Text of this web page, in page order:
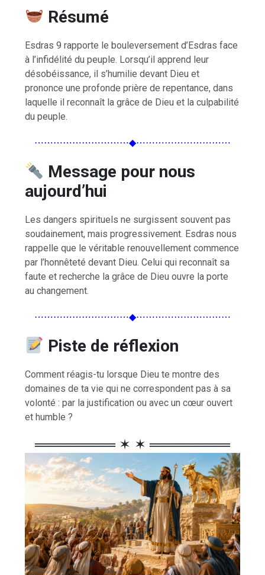
Résumé
Esdras 9 rapporte le bouleversement d’Esdras face
à l’infidélité du peuple. Lorsqu’il apprend leur
désobéissance, il s’humilie devant Dieu et
prononce une profonde prière de repentance, dans
laquelle il reconnaît la grâce de Dieu et la culpabilité
du peuple.
⋯⋯⋯⋯⋯⋯⋯⋯⋯⋯◆⋯⋯⋯⋯⋯⋯⋯⋯⋯⋯
Message pour nous
aujourd’hui
Les dangers spirituels ne surgissent souvent pas
soudainement, mais progressivement. Esdras nous
rappelle que le véritable renouvellement commence
par l’honnêteté devant Dieu. Celui qui reconnaît sa
faute et recherche la grâce de Dieu ouvre la porte
au changement.
⋯⋯⋯⋯⋯⋯⋯⋯⋯⋯◆⋯⋯⋯⋯⋯⋯⋯⋯⋯⋯
Piste de réflexion
Comment réagis-tu lorsque Dieu te montre des
domaines de ta vie qui ne correspondent pas à sa
volonté : par la justification ou avec un cœur ouvert
et humble ?
════════ ✶ ✶ ════════